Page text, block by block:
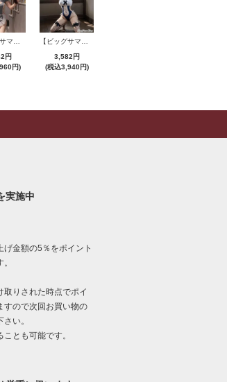
円
円)
3,582円
(税込3,940円)
実施中
げ金額の5％をポイント
取りされた時点でポイ
すので次回お買い物の
い。
とも可能です。